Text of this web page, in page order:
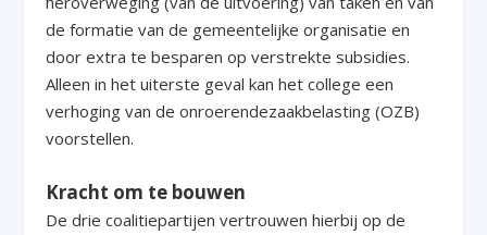
de formatie van de gemeentelijke organisatie en
door extra te besparen op verstrekte subsidies.
Alleen in het uiterste geval kan het college een
verhoging van de onroerendezaakbelasting (OZB)
voorstellen.
Kracht om te bouwen
De drie coalitiepartijen vertrouwen hierbij op de